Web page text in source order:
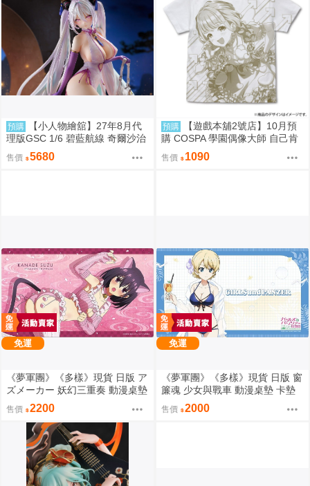
預購
【小人物繪舘】27年8月代
理版GSC 1/6 碧藍航線 奇爾沙治
Springtime Data PVC完成品
售價 5680
預購
【遊戲本舖2號店】10月預
購 COSPA 學園偶像大師 自己肯
定感爆上げ↑↑ 藤田ことね 滿版印
刷T恤 0822
售價 1090
免運
《夢軍團》《多樣》現貨 日版 ア
ズメーカー 妖幻三重奏 動漫桌墊
卡墊 花奏鈴
售價 2200
免運
《夢軍團》《多樣》現貨 日版 窗
簾魂 少女與戰車 動漫桌墊 卡墊
大吉嶺 泳裝ver.
售價 2000